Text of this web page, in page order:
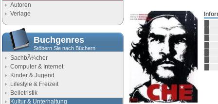
Autoren
Verlage
Buchgenres
Stöbern Sie nach Büchern
SachbÃ¼cher
Computer & Internet
Kinder & Jugend
Lifestyle & Freizeit
Belletristik
Kultur & Unterhaltung